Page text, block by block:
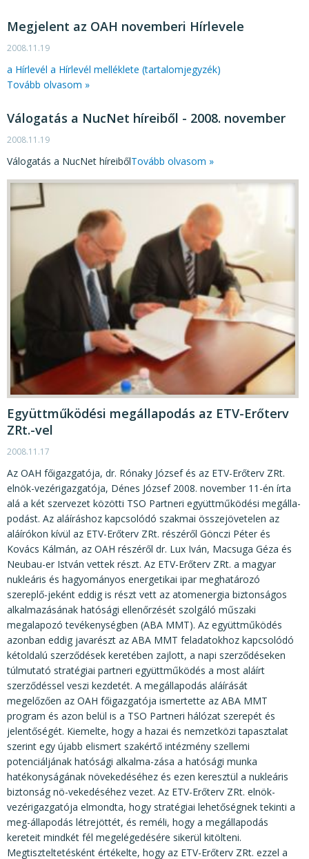
Megjelent az OAH novemberi Hírlevele
2008.11.19
a Hírlevél a Hírlevél melléklete (tartalomjegyzék)
Tovább olvasom »
Válogatás a NucNet híreiből - 2008. november
2008.11.19
Válogatás a NucNet híreibőlTovább olvasom »
Együttműködési megállapodás az ETV-Erőterv
ZRt.-vel
2008.11.17
Az OAH főigazgatója, dr. Rónaky József és az ETV-Erőterv ZRt.
elnök-vezérigazgatója, Dénes József 2008. november 11-én írta
alá a két szervezet közötti TSO Partneri együttműködési megálla-
podást. Az aláíráshoz kapcsolódó szakmai összejövetelen az
aláírókon kívül az ETV-Erőterv ZRt. részéről Gönczi Péter és
Kovács Kálmán, az OAH részéről dr. Lux Iván, Macsuga Géza és
Neubau-er István vettek részt. Az ETV-Erőterv ZRt. a magyar
nukleáris és hagyományos energetikai ipar meghatározó
szereplő-jeként eddig is részt vett az atomenergia biztonságos
alkalmazásának hatósági ellenőrzését szolgáló műszaki
megalapozó tevékenységben (ABA MMT). Az együttműködés
azonban eddig javarészt az ABA MMT feladatokhoz kapcsolódó
kétoldalú szerződések keretében zajlott, a napi szerződéseken
túlmutató stratégiai partneri együttműködés a most aláírt
szerződéssel veszi kezdetét. A megállapodás aláírását
megelőzően az OAH főigazgatója ismertette az ABA MMT
program és azon belül is a TSO Partneri hálózat szerepét és
jelentőségét. Kiemelte, hogy a hazai és nemzetközi tapasztalat
szerint egy újabb elismert szakértő intézmény szellemi
potenciáljának hatósági alkalma-zása a hatósági munka
hatékonyságának növekedéséhez és ezen keresztül a nukleáris
biztonság nö-vekedéséhez vezet. Az ETV-Erőterv ZRt. elnök-
vezérigazgatója elmondta, hogy stratégiai lehetőségnek tekinti a
meg-állapodás létrejöttét, és reméli, hogy a megállapodás
kereteit mindkét fél megelégedésére sikerül kitölteni.
Megtiszteltetésként értékelte, hogy az ETV-Erőterv ZRt. ezzel a